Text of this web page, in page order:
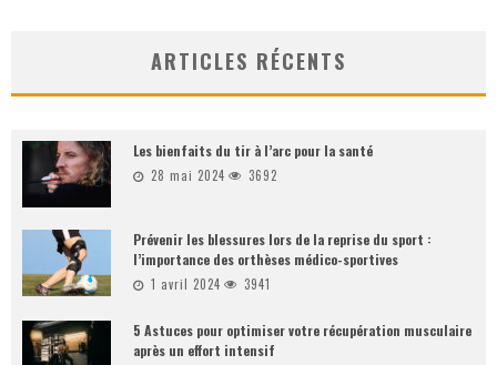
ARTICLES RÉCENTS
Les bienfaits du tir à l’arc pour la santé
28 mai 2024 3692
Prévenir les blessures lors de la reprise du sport :
l’importance des orthèses médico-sportives
1 avril 2024 3941
5 Astuces pour optimiser votre récupération musculaire
après un effort intensif